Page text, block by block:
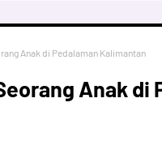
Anak di Pedalaman Kalimantan
Anak di